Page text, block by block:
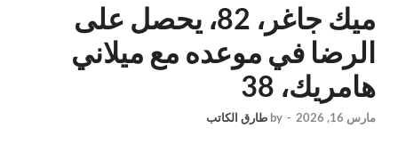
ميك جاغر، 82، يحصل على
الرضا في موعده مع ميلاني
هامريك، 38
مارس 16, 2026 -
by طارق الكاتب